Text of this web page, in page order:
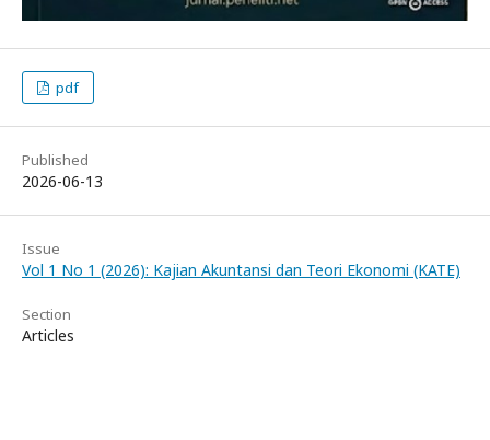
pdf
Published
2026-06-13
Issue
Vol 1 No 1 (2026): Kajian Akuntansi dan Teori Ekonomi (KATE)
Section
Articles